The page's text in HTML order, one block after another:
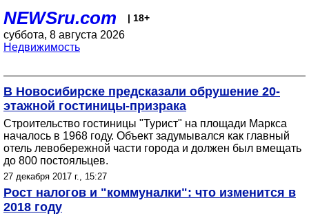
NEWSru.com | 18+
суббота, 8 августа 2026
Недвижимость
В Новосибирске предсказали обрушение 20-
этажной гостиницы-призрака
Строительство гостиницы "Турист" на площади Маркса
началось в 1968 году. Объект задумывался как главный
отель левобережной части города и должен был вмещать
до 800 постояльцев.
27 декабря 2017 г., 15:27
Рост налогов и "коммуналки": что изменится в
2018 году